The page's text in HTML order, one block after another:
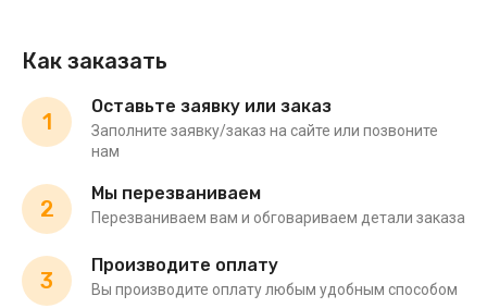
Как заказать
1
Оставьте заявку или заказ
Заполните заявку/заказ на сайте или позвоните
нам
2
Мы перезваниваем
Перезваниваем вам и обговариваем детали заказа
3
Производите оплату
Вы производите оплату любым удобным способом